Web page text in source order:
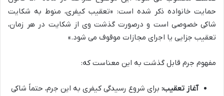
حمایت خانواده ذکر شده است: «تعقیب کیفری، منوط به شکایت
شاکی خصوصی است و درصورت گذشت وی از شکایت در هر زمان،
تعقیب جزایی یا اجرای مجازات موقوف می شود.»
مفهوم جرم قابل گذشت به این معناست که:
آغاز تعقیب: برای شروع رسیدگی کیفری به این جرم، حتماً شاکی